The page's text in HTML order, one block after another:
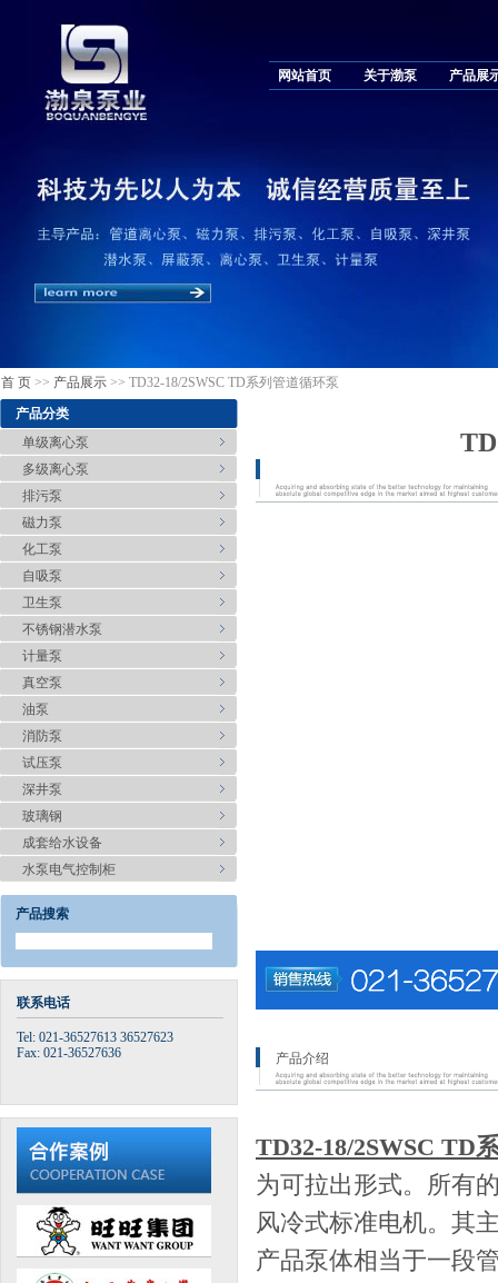
网站首页 关于渤泵 产品展
首 页 >> 产品展示 >> TD32-18/2SWSC TD系列管道循环泵
产品分类
单级离心泵
多级离心泵
排污泵
磁力泵
化工泵
自吸泵
卫生泵
不锈钢潜水泵
计量泵
真空泵
油泵
消防泵
试压泵
深井泵
玻璃钢
成套给水设备
水泵电气控制柜
产品搜索
联系电话
Tel: 021-36527613 36527623
Fax: 021-36527636
产品介绍
TD32-18/2SWSC TD
为可拉出形式。所有
风冷式标准电机。其
产品泵体相当于一段